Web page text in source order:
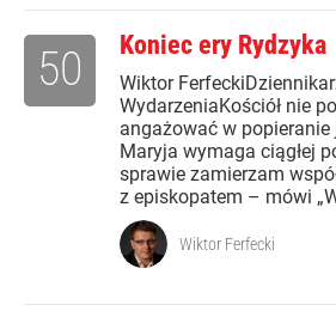
Koniec ery Rydzyka
Wiktor
WydarzeniaKościół nie
angażować w
Maryja wymaga ciągłej
sprawie zamierzam
z episkopatem – mówi
50
Wiktor Ferfecki